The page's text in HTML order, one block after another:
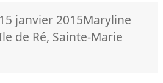
15 janvier 2015Auteur
Maryline
de Ré, Sainte-Marie